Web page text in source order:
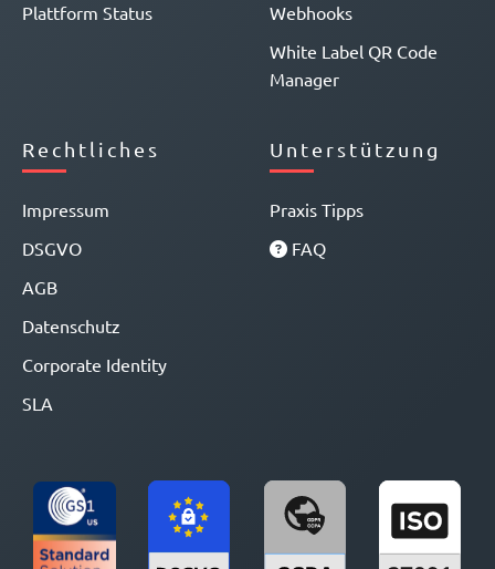
Plattform Status
Webhooks
White Label QR Code
Manager
Rechtliches
Impressum
DSGVO
AGB
Datenschutz
Corporate Identity
SLA
Unterstützung
Praxis Tipps
FAQ